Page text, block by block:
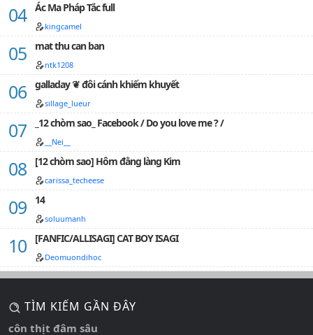
Ác Ma Pháp Tắc full
kingcamel
mat thu can ban
ntk1208
galladay ❦ đôi cánh khiếm khuyết
sillage_lueur
_12 chòm sao_ Facebook / Do you love me ? /
__Nei__
[12 chòm sao] Hôm đằng làng Kim
carissa_techeese
14
soluumanh
[FANFIC/ALLISAGI] CAT BOY ISAGI
Deomuondihoc
TÌM KIẾM GẦN ĐÂY
côn thịt đâm sâu